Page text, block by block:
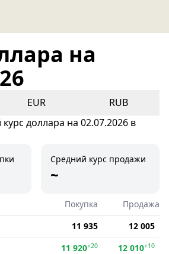
на
EUR
RUB
доллара на 02.07.2026 в
Средний курс продажи
~
Покупка
Продажа
11 935
12 005
11 920+20 12 010+10